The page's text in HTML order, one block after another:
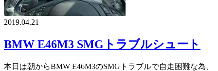
2019.04.21
BMW E46M3 SMGトラブルシュート
本日は朝からBMW E46M3のSMGトラブルで自走困難な為、